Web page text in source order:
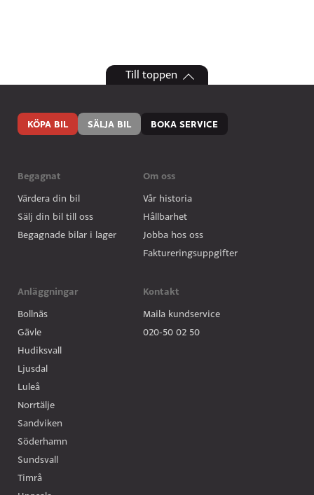
Till toppen
Begagnat
Värdera din bil
Sälj din bil till oss
Begagnade bilar i lager
Anläggningar
Bollnäs
Gävle
Hudiksvall
Ljusdal
Luleå
Norrtälje
Sandviken
Söderhamn
Sundsvall
Timrå
Om oss
Vår historia
Hållbarhet
Jobba hos oss
Faktureringsuppgifter
Kontakt
Maila kundservice
020-50 02 50
KÖPA BIL SÄLJA BIL BOKA SERVICE